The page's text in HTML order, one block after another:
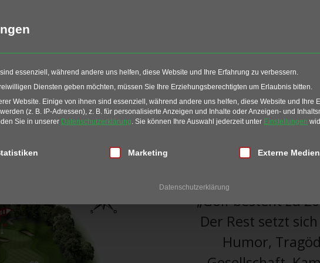
Events Restaurant
Bahn 13
Bahn 13
„Golf besteht zu
Der Rest setzt
Humor,
essenziell, während andere uns helfen, diese Website und Ihre Erfahrung zu verbessern.
Diensten geben möchten, müssen Sie Ihre Erziehungsberechtigten um Erlaubnis bitten.
Website. Einige von ihnen sind essenziell, während andere uns helfen, diese Website und Ihre
(z. B. IP-Adressen), z. B. für personalisierte Anzeigen und Inhalte oder Anzeigen- und
Sie in unserer Datenschutzerklärung. Sie können Ihre Auswahl jederzeit unter Einstellungen
eine Einwilligung erteilt werden kann. Die erste Service-Gruppe ist
Marketing Externe Medien
Datenschutzerklärung